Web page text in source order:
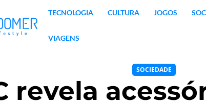
TECNOLOGIA CULTURA JOGOS
VIAGENS
SOCIEDADE
revela